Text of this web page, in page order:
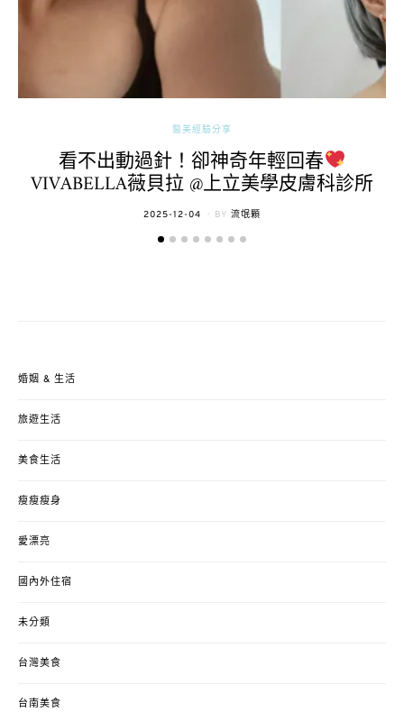
醫美經驗分享
看不出動過針！卻神奇年輕回春
VIVABELLA薇貝拉 @上立美學皮膚科診所
POSTED
2025-12-04 BY 流氓顆
婚姻 & 生活
旅遊生活
美食生活
瘦瘦瘦身
愛漂亮
國內外住宿
未分類
台灣美食
台南美食